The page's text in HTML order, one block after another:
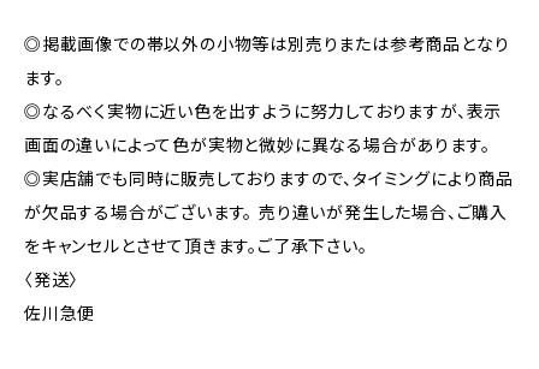
◎掲載画像での帯以外の小物等は別売りまたは参考商品となり
ます。
◎なるべく実物に近い色を出すように努力しておりますが、表示
画面の違いによって色が実物と微妙に異なる場合があります。
◎実店舗でも同時に販売しておりますので、タイミングにより商品
が欠品する場合がございます。 売り違いが発生した場合、ご購入
をキャンセルとさせて頂きます。ご了承下さい。
〈発送〉
佐川急便